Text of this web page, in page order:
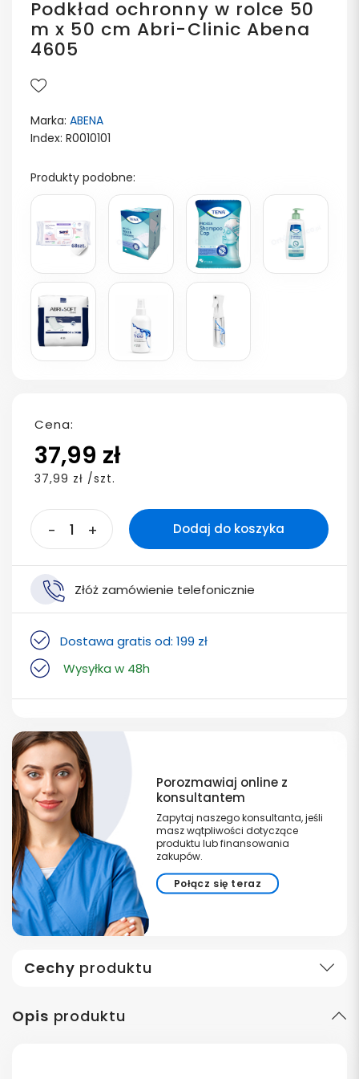
Podkład ochronny w rolce 50
m x 50 cm Abri-Clinic Abena
4605
Marka: ABENA
Index: R0010101
Produkty podobne:
Cena:
37,99 zł
37,99 zł /szt.
- + Dodaj do koszyka
Złóż zamówienie telefonicznie
Dostawa gratis od: 199 zł
Wysyłka w 48h
Porozmawiaj online z
konsultantem
Zapytaj naszego konsultanta, jeśli
masz wątpliwości dotyczące
produktu lub finansowania
zakupów.
Połącz się teraz
Cechy produktu
Opis produktu